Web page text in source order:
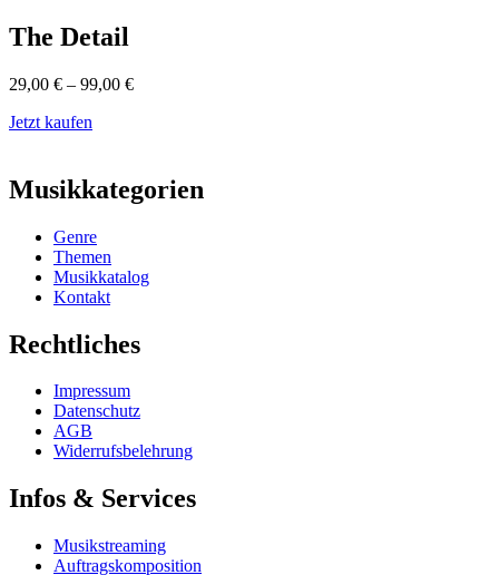
The Detail
29,00 € – 99,00 €
Jetzt kaufen
Musikkategorien
Genre
Themen
Musikkatalog
Kontakt
Rechtliches
Impressum
Datenschutz
AGB
Widerrufsbelehrung
Infos & Services
Musikstreaming
Auftragskomposition